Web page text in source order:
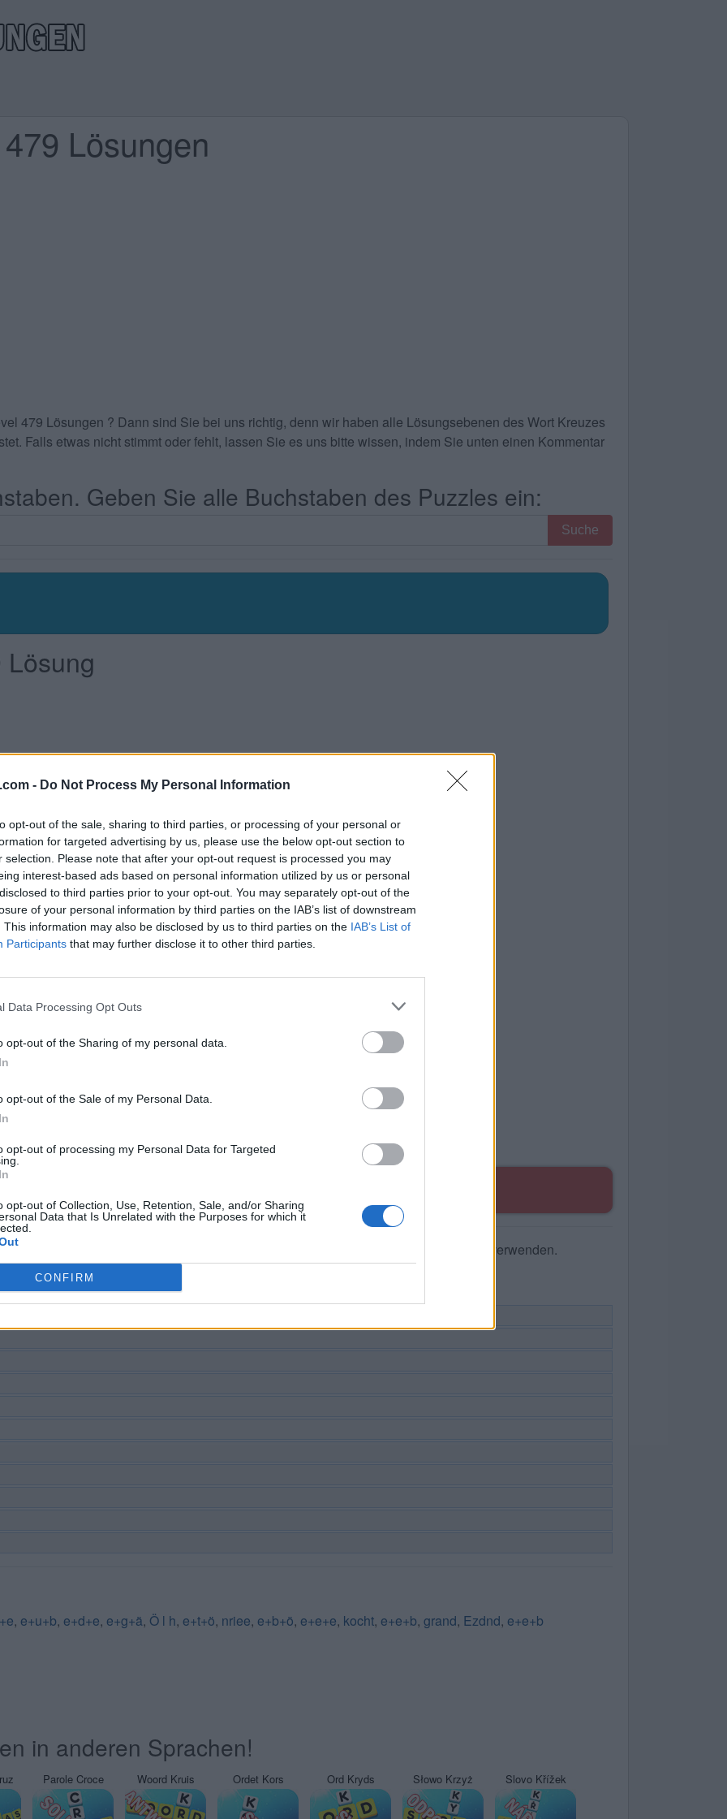
- Do Not Process My Personal Information
opt-out of the sale, sharing to third parties, or processing of your personal or
for targeted advertising by us, please use the below opt-out section to
selection. Please note that after your opt-out request is processed you may
interest-based ads based on personal information utilized by us or personal
to third parties prior to your opt-out. You may separately opt-out of the
of your personal information by third parties on the IAB’s list of downstream
This information may also be disclosed by us to third parties on the IAB’s List of
Participants that may further disclose it to other third parties.
Data Processing Opt Outs
opt-out of the Sharing of my personal data.
opt-out of the Sale of my Personal Data.
opt-out of processing my Personal Data for Targeted
opt-out of Collection, Use, Retention, Sale, and/or Sharing
Data that Is Unrelated with the Purposes for which it
CONFIRM
Lösungen
479 Lösungen ? Dann sind Sie bei uns richtig, denn wir haben alle Lösungsebenen des Wort Kreuzes
Falls etwas nicht stimmt oder fehlt, lassen Sie es uns bitte wissen, indem Sie unten einen Kommentar
Geben Sie alle Buchstaben des Puzzles ein:
Suche
NACH WEITEREN ANTWORTEN
Levelnummer suchen, aber wir empfehlen Ihnen, die Suche nach Buchstaben zu verwenden.
, e+u+b, e+d+e, e+g+ä, Ö l h, e+t+ö, nriee, e+b+ö, e+e+e, kocht, e+e+b, grand, Ezdnd, e+e+b
in anderen Sprachen!
Parole Croce Woord Kruis Ordet Kors Ord Kryds Słowo Krzyż Slovo Křížek